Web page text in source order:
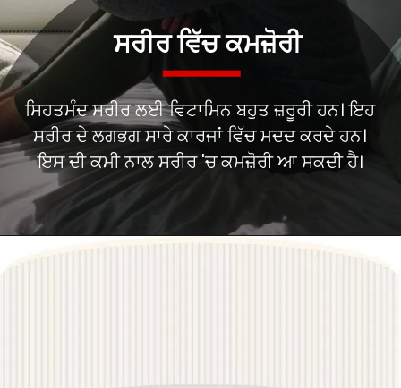
ਸਿਹਤਮੰਦ ਸਰੀਰ ਲਈ ਵਿਟਾਮਿਨ ਬਹੁਤ ਜ਼ਰੂਰੀ ਹਨ। ਇਹ
ਸਰੀਰ ਦੇ ਲਗਭਗ ਸਾਰੇ ਕਾਰਜਾਂ ਵਿੱਚ ਮਦਦ ਕਰਦੇ ਹਨ।
ਇਸ ਦੀ ਕਮੀ ਨਾਲ ਸਰੀਰ 'ਚ ਕਮਜ਼ੋਰੀ ਆ ਸਕਦੀ ਹੈ।
ਸਰੀਰ ਵਿੱਚ ਕਮਜ਼ੋਰੀ